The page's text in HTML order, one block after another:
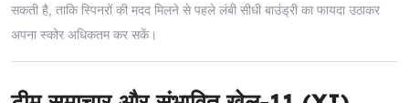
सकती है, ताकि स्पिनरों की मदद मिलने से पहले लंबी सीधी बाउंड्री का फायदा उठाकर
अपना स्कोर अधिकतम कर सकें।